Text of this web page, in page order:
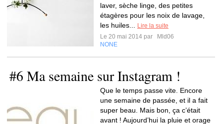
laver, sèche linge, des petites
étagères pour les noix de lavage,
les huiles...
Lire la suite
Le 20 mai 2014 par
Mld06
NONE
#6 Ma semaine sur Instagram !
Que le temps passe vite. Encore
une semaine de passée, et il a fait
super beau. Mais bon, ça c’était
avant ! Aujourd’hui la pluie et orage